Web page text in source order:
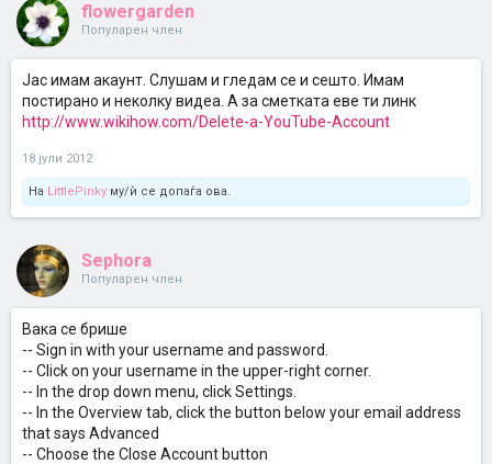
flowergarden
Популарен член
Јас имам акаунт. Слушам и гледам се и сешто. Имам
постирано и неколку видеа. А за сметката еве ти линк
http://www.wikihow.com/Delete-a-YouTube-Account
18 јули 2012
На LittlePinky му/ѝ се допаѓа ова.
Sephora
Популарен член
Вака се брише
-- Sign in with your username and password.
-- Click on your username in the upper-right corner.
-- In the drop down menu, click Settings.
-- In the Overview tab, click the button below your email address
that says Advanced
-- Choose the Close Account button